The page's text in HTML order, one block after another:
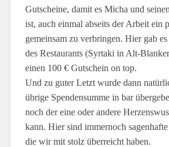
Gutscheine, damit es Micha und
ist, auch einmal abseits der Arbeit ein
gemeinsam zu verbringen. Hier gab
des Restaurants (Syrtaki in Alt-
einen 100 € Gutschein on top.
Und zu guter Letzt wurde dann
übrige Spendensumme in bar
noch der eine oder andere
kann. Hier sind immernoch
die wir mit stolz überreicht haben.